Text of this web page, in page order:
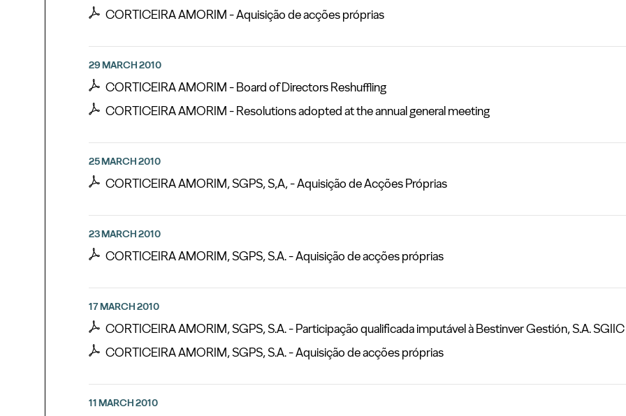
CORTICEIRA AMORIM - Aquisição de acções próprias
29 MARCH 2010
CORTICEIRA AMORIM - Board of Directors Reshuffling
CORTICEIRA AMORIM - Resolutions adopted at the annual general meeting
25 MARCH 2010
CORTICEIRA AMORIM, SGPS, S,A, - Aquisição de Acções Próprias
23 MARCH 2010
CORTICEIRA AMORIM, SGPS, S.A. - Aquisição de acções próprias
17 MARCH 2010
CORTICEIRA AMORIM, SGPS, S.A. - Participação qualificada imputável à Bestinver Gestión, S.A. SGIIC
CORTICEIRA AMORIM, SGPS, S.A. - Aquisição de acções próprias
11 MARCH 2010